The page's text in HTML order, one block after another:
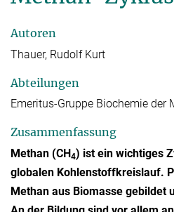
Autoren
Thauer, Rudolf Kurt
Abteilungen
Emeritus-Gruppe Biochemie der
Zusammenfassung
Methan (CH4) ist ein wichtiges
globalen Kohlenstoffkreislauf.
Methan aus Biomasse gebildet